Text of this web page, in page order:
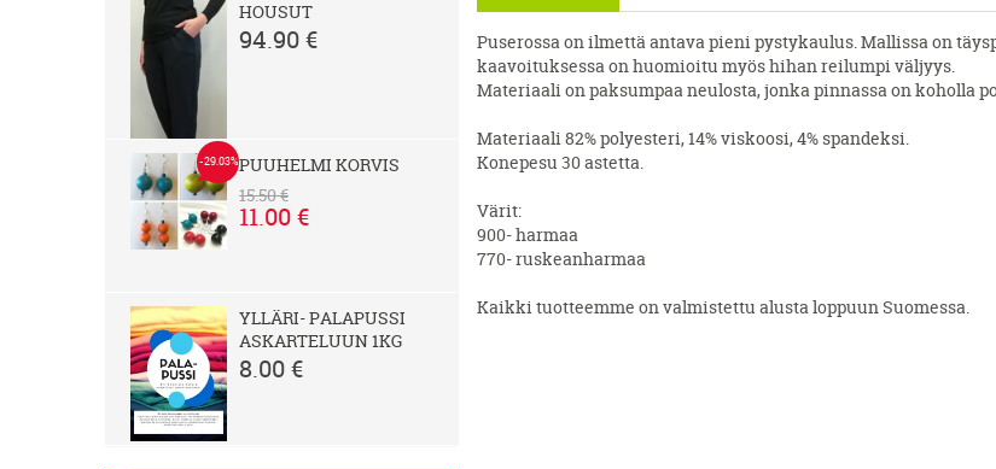
HOUSUT
94.90 €
-29.03%PUUHELMI KORVIS
15.50 €
11.00 €
YLLÄRI- PALAPUSSI
ASKARTELUUN 1KG
8.00 €
Puserossa on ilmettä antava pieni pystykaulus. Mallissa on
kaavoituksessa on huomioitu myös hihan reilumpi väljyys.
Materiaali on paksumpaa neulosta, jonka pinnassa on koholla
Materiaali 82% polyesteri, 14% viskoosi, 4% spandeksi.
Konepesu 30 astetta.
Värit:
900- harmaa
770- ruskeanharmaa
Kaikki tuotteemme on valmistettu alusta loppuun Suomessa.